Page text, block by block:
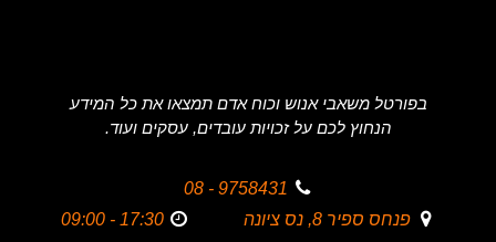
בפורטל משאבי אנוש וכוח אדם תמצאו את כל המידע
הנחוץ לכם על זכויות עובדים, עסקים ועוד.
9758431 - 08
פנחס ספיר 8, נס ציונה
17:30 - 09:00